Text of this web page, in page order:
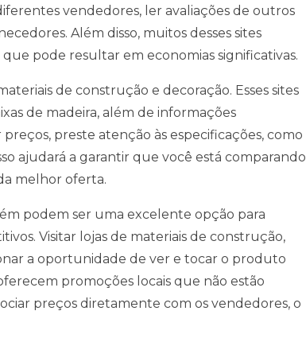
vendedores, ler avaliações de outros
Além disso, muitos desses sites
pode resultar em economias significativas.
de construção e decoração. Esses sites
de madeira, além de informações
preste atenção às especificações, como
ajudará a garantir que você está comparando
melhor oferta.
podem ser uma excelente opção para
Visitar lojas de materiais de construção,
a oportunidade de ver e tocar o produto
promoções locais que não estão
preços diretamente com os vendedores, o